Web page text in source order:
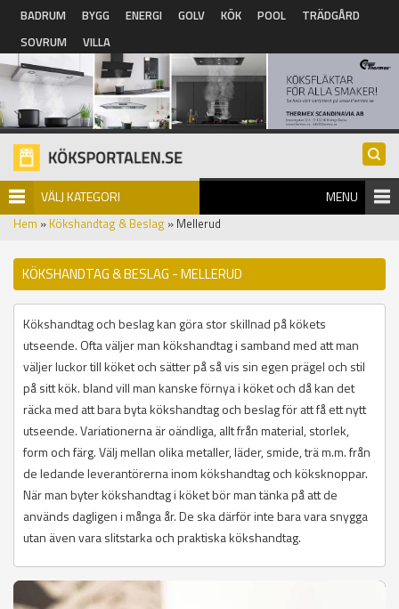
Hoppa till huvudinnehåll
BADRUM BYGG ENERGI GOLV KÖK POOL
TRÄDGÅRD
SOVRUM
VILLA
VÄLJ KATEGORI MENU
Hem » Kökshandtag & Beslag » Mellerud
KÖKSHANDTAG & BESLAG - MELLERUD
Kökshandtag och beslag kan göra stor skillnad på kökets
utseende. Ofta väljer man kökshandtag i samband med att man
väljer luckor till köket och sätter på så vis sin egen prägel och stil
på sitt kök. bland vill man kanske förnya i köket och då kan det
räcka med att bara byta kökshandtag och beslag för att få ett nytt
utseende. Variationerna är oändliga, allt från material, storlek,
form och färg. Välj mellan olika metaller, läder, smide, trä m.m. från
de ledande leverantörerna inom kökshandtag och köksknoppar.
När man byter kökshandtag i köket bör man tänka på att de
används dagligen i många år. De ska därför inte bara vara snygga
utan även vara slitstarka och praktiska kökshandtag.